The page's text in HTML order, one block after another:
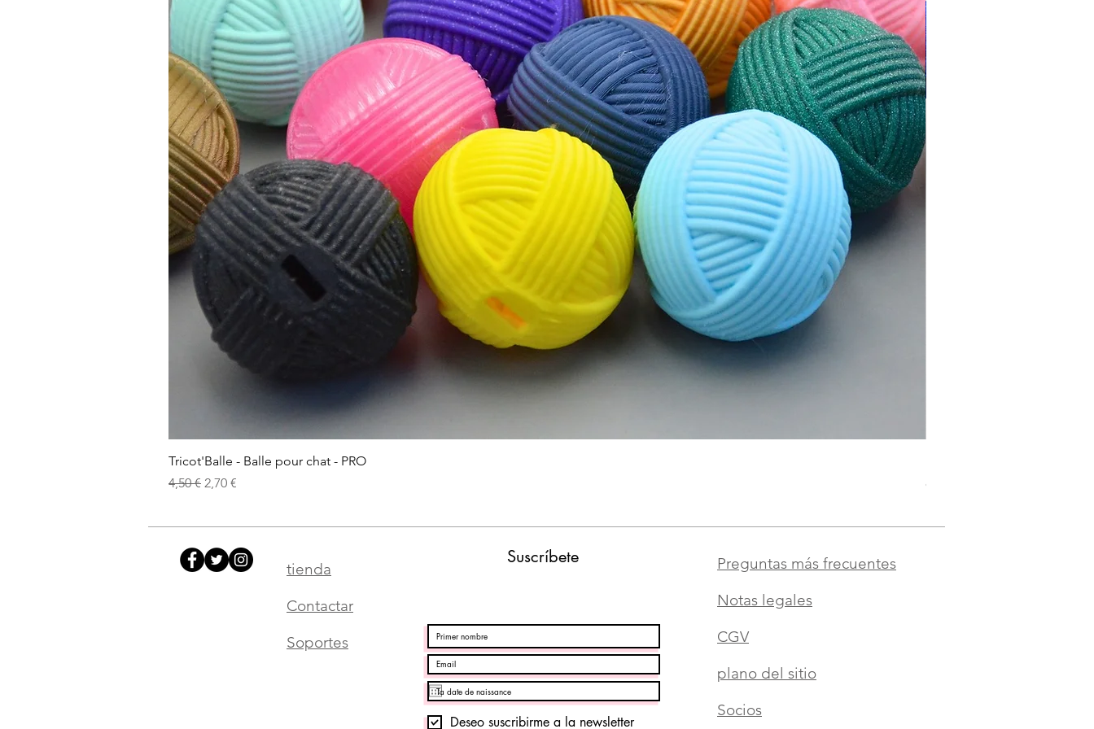
Tricot'Balle - Balle pour chat - PRO
Precio
4,50 € Precio de oferta
2,70 €
Precio
8,00 €
tienda
Contactar
Soportes
Suscríbete
Deseo suscribirme a la newsletter
Preguntas más frecuentes
Notas legales
CGV
plano del sitio
Socios